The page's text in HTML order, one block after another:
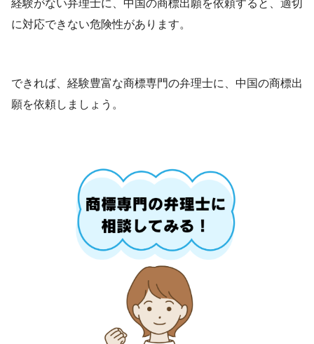
経験がない弁理士に、中国の商標出願を依頼すると、適切
に対応できない危険性があります。
できれば、経験豊富な商標専門の弁理士に、中国の商標出
願を依頼しましょう。